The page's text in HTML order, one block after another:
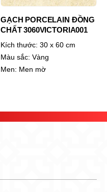
GẠCH PORCELAIN ĐỒNG
CHẤT 3060VICTORIA001
Kích thước: 30 x 60 cm
Màu sắc: Vàng
Men: Men mờ